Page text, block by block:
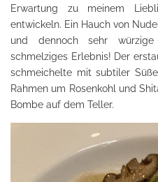
Erwartung zu meinem
entwickeln. Ein Hauch von
und dennoch sehr würzige
schmelziges Erlebnis! Der
schmeichelte mit subtiler
Rahmen um Rosenkohl und
Bombe auf dem Teller.